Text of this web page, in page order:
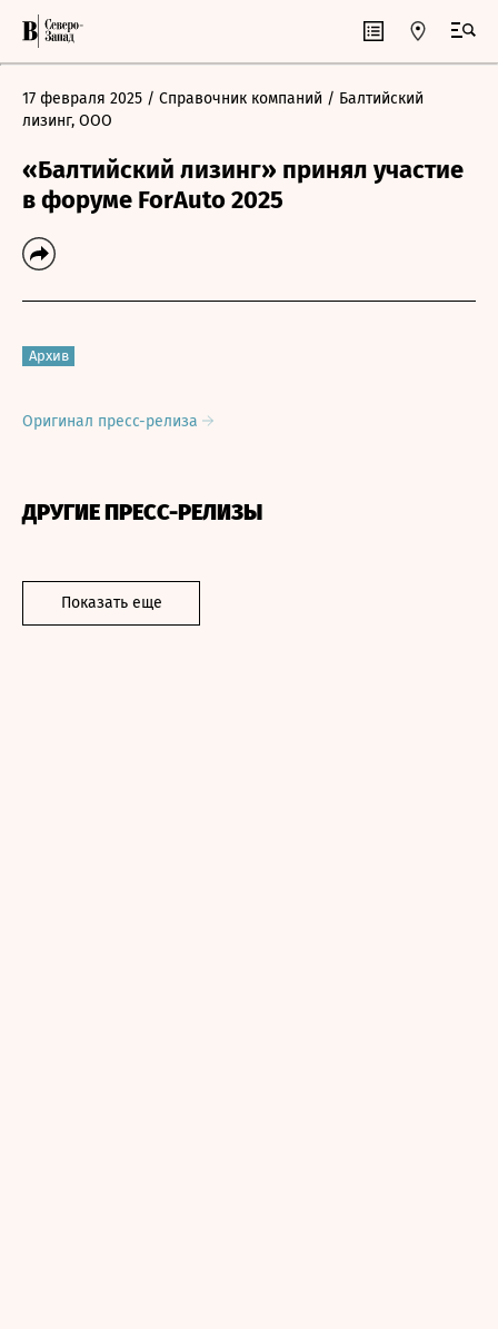
17 февраля 2025 / Справочник компаний / Балтийский
лизинг, ООО
«Балтийский лизинг» принял участие
в форуме ForAuto 2025
Архив
Оригинал пресс-релиза
ДРУГИЕ ПРЕСС-РЕЛИЗЫ
Показать еще